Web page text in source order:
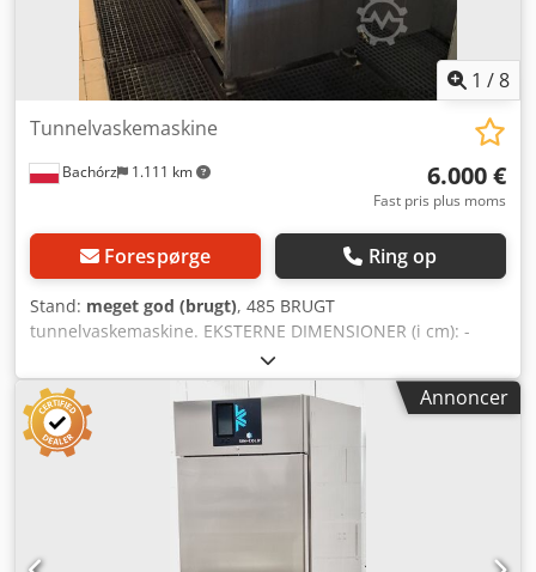
1 /8
Bachórz 1.111 km
Tunnelvaskemaskine
6.000 €
Fast pris plus moms
Forespørge Ring op
Stand: meget god (brugt), 485 BRUGT
tunnelvaskemaskine. EKSTERNE DIMENSIONER (i cm): -
bredde 160 - længde 665 - højde 218 Dcedpfx
Aozrahpscpek Den angivne pris er en nettopris. Følgende
muligheder er tilgængelige mod betaling: transport af
maskinen. VI TALER ENGELSK, TYSK, FRANSK, RUSISK OG
UKRAINSK.
Annoncer